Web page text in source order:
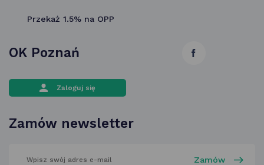
Przekaż 1.5% na OPP
link
OK Poznań
Zaloguj się
Zamów newsletter